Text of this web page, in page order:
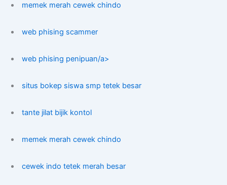
memek merah cewek chindo
web phising scammer
web phising penipuan/a>
situs bokep siswa smp tetek besar
tante jilat bijik kontol
memek merah cewek chindo
cewek indo tetek merah besar